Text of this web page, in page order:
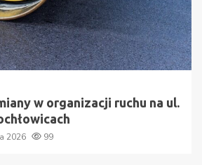
w organizacji ruchu na ul.
2026 99